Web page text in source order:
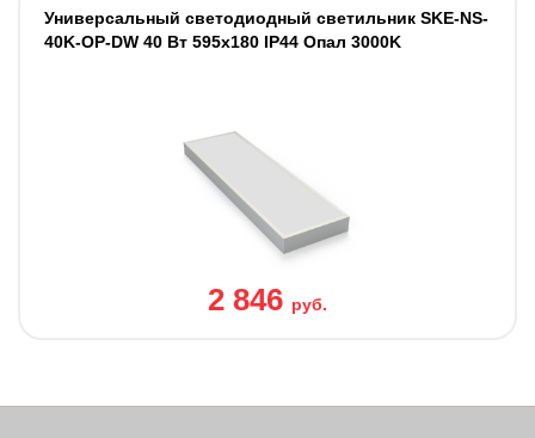
Универсальный светодиодный светильник SKE-NS-
40K-OP-DW 40 Вт 595x180 IP44 Опал 3000K
2 846 руб.